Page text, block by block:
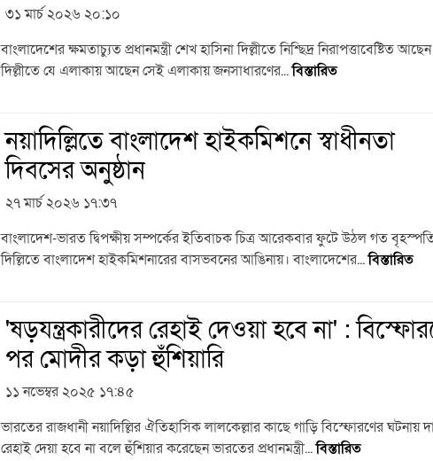
৩১ মার্চ ২০২৬ ২০:১০
বাংলাদেশের ক্ষমতাচ্যুত প্রধানমন্ত্রী শেখ হাসিনা দিল্লীতে নিশ্ছিদ্র নিরাপত্তাবেষ্টিত
দিল্লীতে যে এলাকায় আছেন সেই এলাকায় জনসাধারণের...বিস্তারিত
নয়াদিল্লিতে বাংলাদেশ হাইকমিশনে স্বাধীনতা
দিবসের অনুষ্ঠান
২৭ মার্চ ২০২৬ ১৭:৩৭
বাংলাদেশ-ভারত দ্বিপক্ষীয় সম্পর্কের ইতিবাচক চিত্র আরেকবার ফুটে উঠল গত
দিল্লিতে বাংলাদেশ হাইকমিশনারের বাসভবনের আঙিনায়। বাংলাদেশের...বিস্তারিত
'ষড়যন্ত্রকারীদের রেহাই দেওয়া হবে না' :
পর মোদীর কড়া হুঁশিয়ারি
১১ নভেম্বর ২০২৫ ১৭:৪৫
ভারতের রাজধানী নয়াদিল্লির ঐতিহাসিক লালকেল্লার কাছে গাড়ি বিস্ফোরণের ঘটনায়
রেহাই দেয়া হবে না বলে হুঁশিয়ার করেছেন ভারতের প্রধানমন্ত্রী...বিস্তারিত